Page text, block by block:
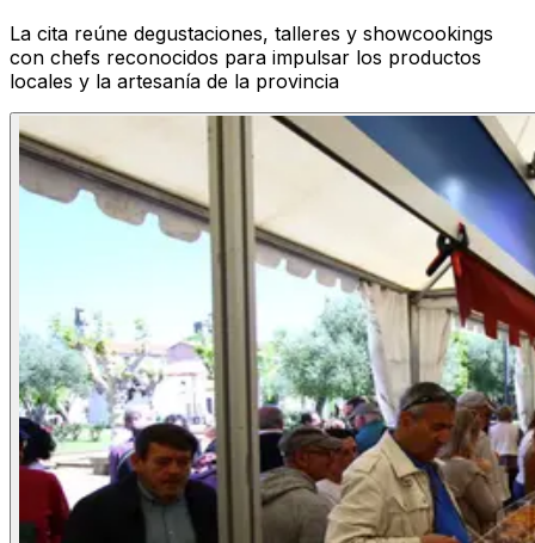
La cita reúne degustaciones, talleres y showcookings
con chefs reconocidos para impulsar los productos
locales y la artesanía de la provincia